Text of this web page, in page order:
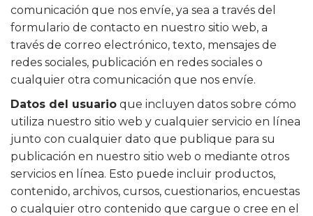
comunicación que nos envíe, ya sea a través del
formulario de contacto en nuestro sitio web, a
través de correo electrónico, texto, mensajes de
redes sociales, publicación en redes sociales o
cualquier otra comunicación que nos envíe.
Datos del usuario que incluyen datos sobre cómo
utiliza nuestro sitio web y cualquier servicio en línea
junto con cualquier dato que publique para su
publicación en nuestro sitio web o mediante otros
servicios en línea. Esto puede incluir productos,
contenido, archivos, cursos, cuestionarios, encuestas
o cualquier otro contenido que cargue o cree en el